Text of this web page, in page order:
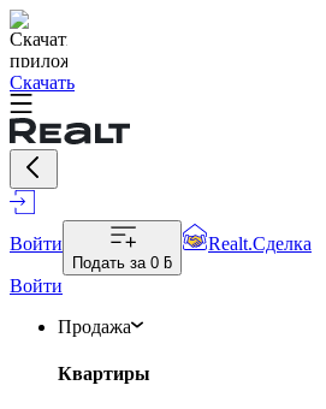
Скачать
Войти
Подать за 0 ƃ
Realt.Сделка
Войти
Продажа
Квартиры